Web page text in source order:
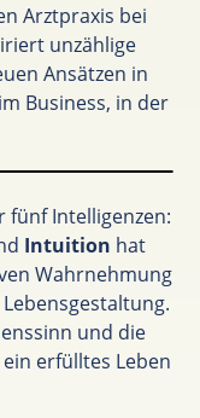
Arztpraxis bei
unzählige
Ansätzen in
Business, in der
fünf Intelligenzen:
Intuition hat
Wahrnehmung
und die
erfülltes Leben